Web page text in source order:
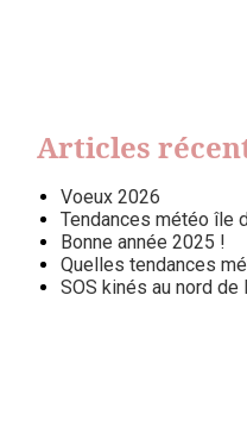
Articles
Voeux 2026
Tendances météo île
Bonne année 2025 !
Quelles tendances
SOS kinés au nord de